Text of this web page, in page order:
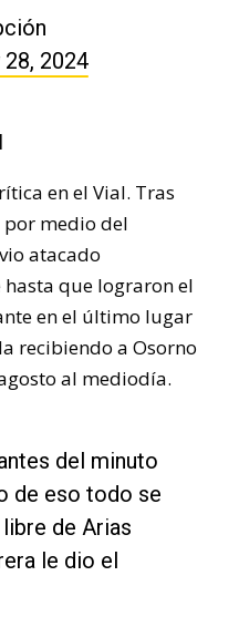
2024
en el Vial. Tras
medio del
atacado
que lograron el
en el último lugar
recibiendo a Osorno
al mediodía.
del minuto
de eso todo se
de Arias
le dio el